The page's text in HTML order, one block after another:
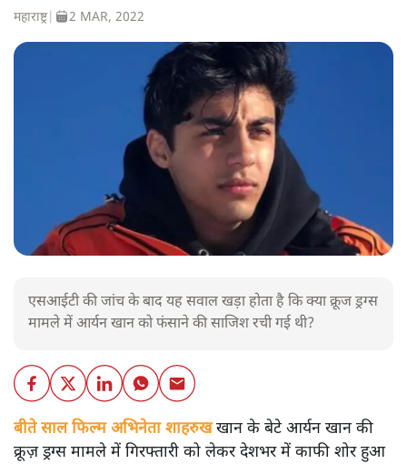
महाराष्ट्र| 2 MAR, 2022
एसआईटी की जांच के बाद यह सवाल खड़ा होता है कि क्या क्रूज ड्रग्स
मामले में आर्यन खान को फंसाने की साजिश रची गई थी?
बीते साल फिल्म अभिनेता शाहरुखखान के बेटे आर्यन खान की
क्रूज़ ड्रग्स मामले में गिरफ्तारी को लेकर देशभर में काफी शोर हुआ